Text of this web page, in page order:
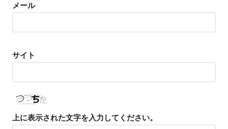
メール
サイト
上に表示された文字を入力してください。